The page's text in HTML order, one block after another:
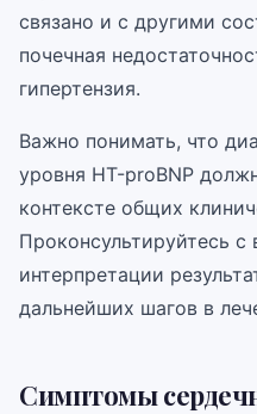
связано и с другими
почечная
гипертензия.
Важно понимать, что
уровня НТ-proBNP
контексте общих
Проконсультируйтесь
интерпретации
дальнейших шагов в
Симптомы